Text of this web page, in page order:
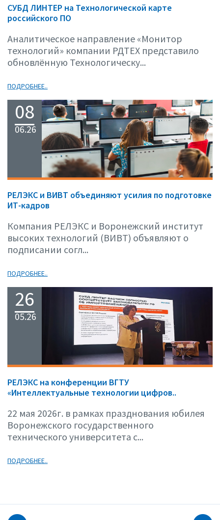
СУБД ЛИНТЕР на Технологической карте
российского ПО
Аналитическое направление «Монитор
технологий» компании РДТЕХ представило
обновлённую Технологическу...
ПОДРОБНЕЕ..
08
06.26
РЕЛЭКС и ВИВТ объединяют усилия по подготовке
ИТ-кадров
Компания РЕЛЭКС и Воронежский институт
высоких технологий (ВИВТ) объявляют о
подписании согл...
ПОДРОБНЕЕ..
26
05.26
РЕЛЭКС на конференции ВГТУ
«Интеллектуальные технологии цифров..
22 мая 2026г. в рамках празднования юбилея
Воронежского государственного
технического университета с...
ПОДРОБНЕЕ..